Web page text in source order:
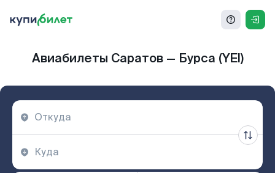
Авиабилеты Саратов — Бурса (YEI)